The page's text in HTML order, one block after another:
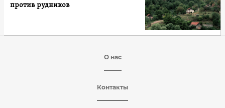
против рудников
О нас
Контакты